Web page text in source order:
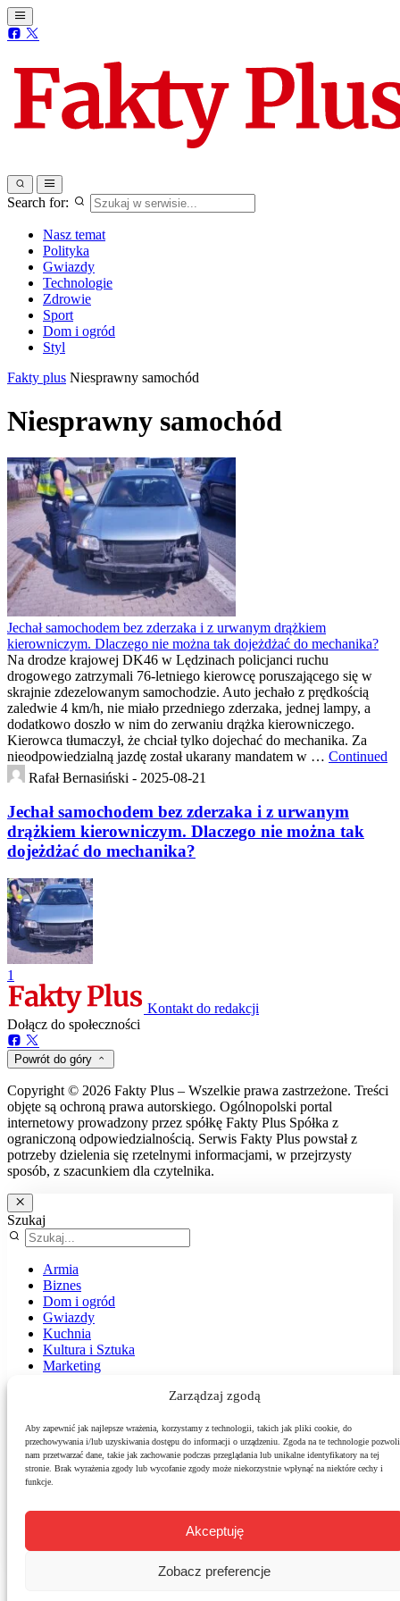
Zarządzaj zgodą
Aby zapewnić jak najlepsze wrażenia, korzystamy z technologii, takich jak pliki cookie, do
przechowywania i/lub uzyskiwania dostępu do informacji o urządzeniu. Zgoda na te technologie pozwoli
nam przetwarzać dane, takie jak zachowanie podczas przeglądania lub unikalne identyfikatory na tej
stronie. Brak wyrażenia zgody lub wycofanie zgody może niekorzystnie wpłynąć na niektóre cechy i
funkcje.
Akceptuję
Zobacz preferencje
Search for:
Nasz temat
Polityka
Gwiazdy
Technologie
Zdrowie
Sport
Dom i ogród
Styl
Fakty plus Niesprawny samochód
Niesprawny samochód
Jechał samochodem bez zderzaka i z urwanym drążkiem
kierowniczym. Dlaczego nie można tak dojeżdżać do mechanika?
Na drodze krajowej DK46 w Lędzinach policjanci ruchu
drogowego zatrzymali 76-letniego kierowcę poruszającego się w
skrajnie zdezelowanym samochodzie. Auto jechało z prędkością
zaledwie 4 km/h, nie miało przedniego zderzaka, jednej lampy, a
dodatkowo doszło w nim do zerwaniu drążka kierowniczego.
Kierowca tłumaczył, że chciał tylko dojechać do mechanika. Za
nieodpowiedzialną jazdę został ukarany mandatem w … Continued
Rafał Bernasiński - 2025-08-21
Jechał samochodem bez zderzaka i z urwanym
drążkiem kierowniczym. Dlaczego nie można tak
dojeżdżać do mechanika?
1
Kontakt do redakcji
Dołącz do społeczności
Powrót do góry
Copyright © 2026 Fakty Plus – Wszelkie prawa zastrzeżone. Treści
objęte są ochroną prawa autorskiego. Ogólnopolski portal
internetowy prowadzony przez spółkę Fakty Plus Spółka z
ograniczoną odpowiedzialnością. Serwis Fakty Plus powstał z
potrzeby dzielenia się rzetelnymi informacjami, w przejrzysty
sposób, z szacunkiem dla czytelnika.
Szukaj
Armia
Biznes
Dom i ogród
Gwiazdy
Kuchnia
Kultura i Sztuka
Marketing
Podróże
Polityka
Sport
Środowisko
Technologie